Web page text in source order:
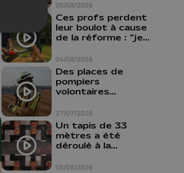
sur LinkedIn
sur Whatsapp
05/08/2026
04/08/2026
Ces profs perdent
leur boulot à cause
de la réforme : "je
comme prof que
comme
pharmacienne"
27/07/2026
Des places de
pompiers
volontaires
province de Liège :
"Un citoyen qui
n'est formé ne
peut pas nous
aider"
05/08/2026
Un tapis de 33
mètres a été
déroulé à la
Liège